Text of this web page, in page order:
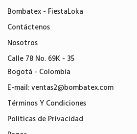
Bombatex - FiestaLoka
Contáctenos
Nosotros
Calle 78 No. 69K - 35
Bogotá - Colombia
E-mail:ventas2@bombatex.com
Términos Y Condiciones
Politicas de Privacidad